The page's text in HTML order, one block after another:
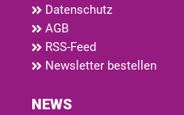
Datenschutz
AGB
RSS-Feed
Newsletter bestellen
NEWS